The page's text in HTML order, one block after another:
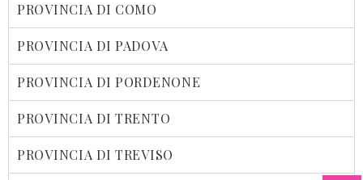
PROVINCIA DI COMO
PROVINCIA DI PADOVA
PROVINCIA DI PORDENONE
PROVINCIA DI TRENTO
PROVINCIA DI TREVISO